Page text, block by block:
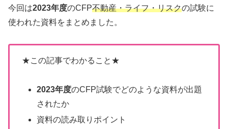
今回は2023年度のCFP不動産・ライフ・リスクの試験に
使われた資料をまとめました。
★この記事でわかること★
2023年度のCFP試験でどのような資料が出題
されたか
資料の読み取りポイント